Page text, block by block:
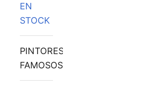
EN
STOCK
PINTORES
FAMOSOS